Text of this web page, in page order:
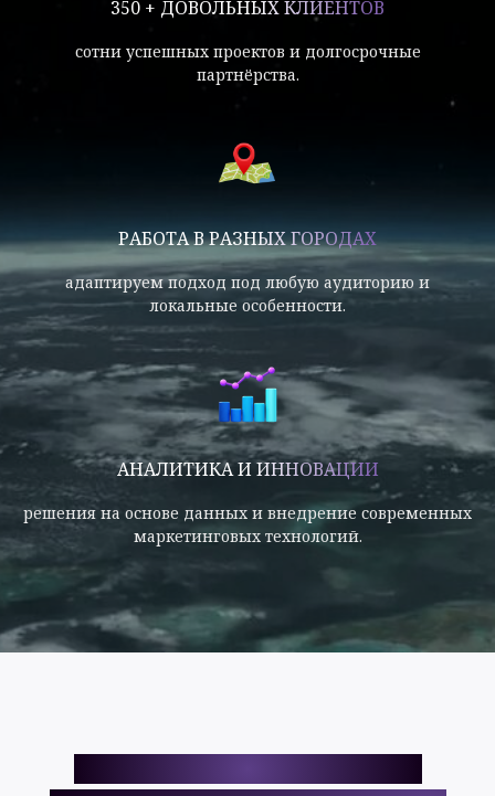
сотни успешных проектов и долгосрочные
партнёрства.
адаптируем подход под любую аудиторию и
локальные особенности.
АНАЛИТИКА И ИННОВАЦИИ
решения на основе данных и внедрение современных
маркетинговых технологий.
ГОТОВЫ ПОМОЧЬ ВАШЕМУ БИЗНЕСУ